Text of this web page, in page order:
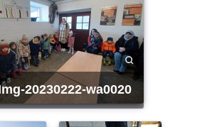
img-20230222-wa0020